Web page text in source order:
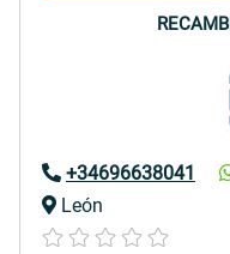
+34696638041
León